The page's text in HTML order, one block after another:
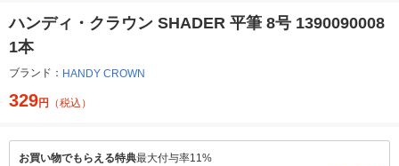
ハンディ・クラウン SHADER 平筆 8号 1390090008
1本
ブランド： HANDY CROWN
329円 （税込）
お買い物でもらえる特典最大付与率11%